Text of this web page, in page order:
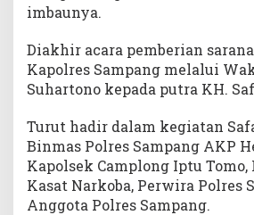
imbaunya.
Diakhir acara pemberian
Kapolres Sampang melalui
Suhartono kepada putra KH.
Turut hadir dalam kegiatan
Binmas Polres Sampang AKP
Kapolsek Camplong Iptu Tomo,
Kasat Narkoba, Perwira Polres
Anggota Polres Sampang.